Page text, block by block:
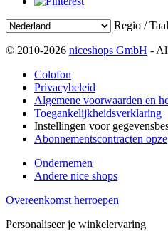
Regio /
© 2010-2026 niceshops GmbH -
Colofon
Privacybeleid
Algemene voorwaarden en
Toegankelijkheidsverklaring
Instellingen voor
Abonnementscontracten
Ondernemen
Andere nice shops
Overeenkomst herroepen
Personaliseer je winkelervaring